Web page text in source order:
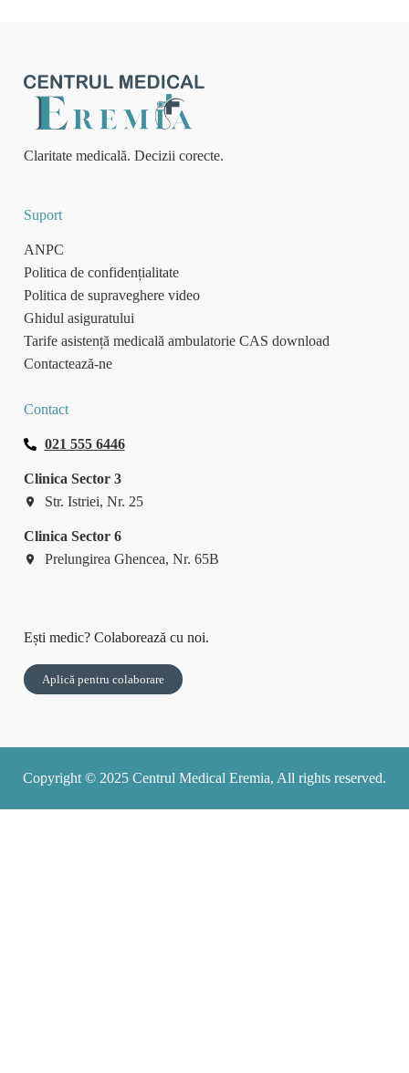
Claritate medicală. Decizii corecte.
Suport
ANPC
Politica de confidențialitate
Politica de supraveghere video
Ghidul asiguratului
Tarife asistență medicală ambulatorie CAS download
Contactează-ne
Contact
021 555 6446
Clinica Sector 3
Str. Istriei, Nr. 25
Clinica Sector 6
Prelungirea Ghencea, Nr. 65B
Ești medic? Colaborează cu noi.
Aplică pentru colaborare
Copyright © 2025 Centrul Medical Eremia, All rights reserved.